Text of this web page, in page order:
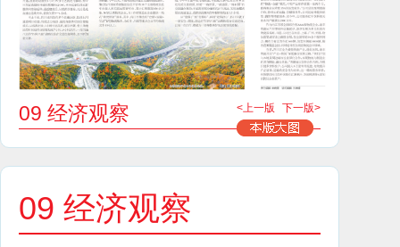
09 经济观察 <上一版 下一版>
09 经济观察